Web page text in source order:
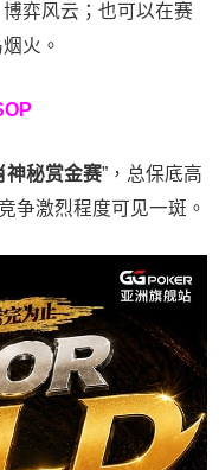
弈风云；也可以在赛
火。
神秘赏金赛”，总保底高
争激烈程度可见一斑。